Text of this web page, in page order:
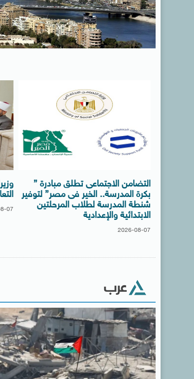
التضامن الاجتماعى تطلق مبادرة ”
بكرة المدرسة.. الخير فى مصر” لتوفير
شنطة المدرسة لطلاب المرحلتين
الابتدائية والإعدادية
2026-08-07
07
عرب